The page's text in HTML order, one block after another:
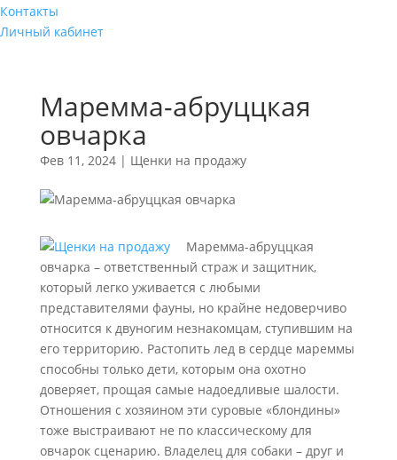
Контакты
Личный кабинет
Маремма-абруццкая
овчарка
Фев 11, 2024| Щенки на продажу
Маремма-абруццкая
овчарка – ответственный страж и защитник,
который легко уживается с любыми
представителями фауны, но крайне недоверчиво
относится к двуногим незнакомцам, ступившим на
его территорию. Растопить лед в сердце мареммы
способны только дети, которым она охотно
доверяет, прощая самые надоедливые шалости.
Отношения с хозяином эти суровые «блондины»
тоже выстраивают не по классическому для
овчарок сценарию. Владелец для собаки – друг и